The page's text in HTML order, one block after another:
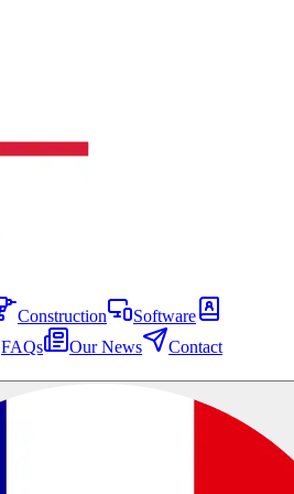
Construction
Software
FAQs Our News Contact